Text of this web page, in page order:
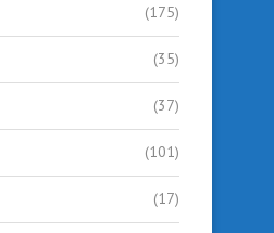
(175)
(35)
(37)
(101)
(17)